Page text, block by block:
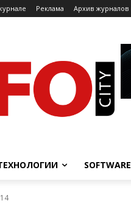
Реклама Архив журналов
SOFTWARE
14